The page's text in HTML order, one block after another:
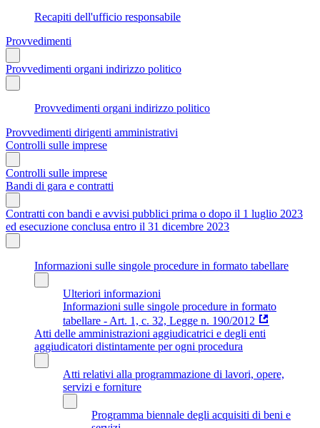
Recapiti dell'ufficio responsabile
Provvedimenti
Provvedimenti organi indirizzo politico
Provvedimenti organi indirizzo politico
Provvedimenti dirigenti amministrativi
Controlli sulle imprese
Controlli sulle imprese
Bandi di gara e contratti
Contratti con bandi e avvisi pubblici prima o dopo il 1 luglio 2023
ed esecuzione conclusa entro il 31 dicembre 2023
Informazioni sulle singole procedure in formato tabellare
Ulteriori informazioni
Informazioni sulle singole procedure in formato
tabellare - Art. 1, c. 32, Legge n. 190/2012
Atti delle amministrazioni aggiudicatrici e degli enti
aggiudicatori distintamente per ogni procedura
Atti relativi alla programmazione di lavori, opere,
servizi e forniture
Programma biennale degli acquisiti di beni e